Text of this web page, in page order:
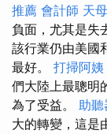
推薦 會計師 天
負面，尤其是失
該行業仍由美國
最好。 打掃阿姨
們大陸上最聰明
為了受益。 助聽
大的轉變，這是